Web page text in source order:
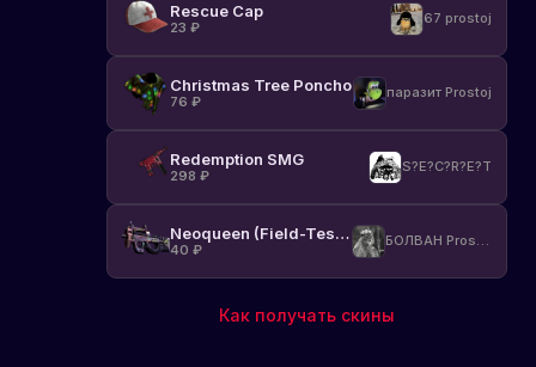
Rescue Cap
23 ₽
67 prostoj
Christmas Tree Poncho
76 ₽
паразит Prostoj
Redemption SMG
298 ₽
S?E?C?R?E?T
Neoqueen (Field-Tested)
40 ₽
БОЛВАН Prostoj
Как получать скины